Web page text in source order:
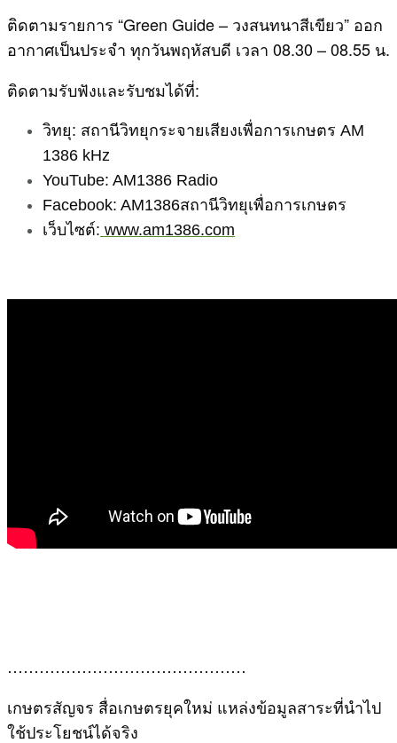
ติดตามรายการ “Green Guide – วงสนทนาสีเขียว” ออก
อากาศเป็นประจำ ทุกวันพฤหัสบดี เวลา 08.30 – 08.55 น.
ติดตามรับฟังและรับชมได้ที่:
วิทยุ: สถานีวิทยุกระจายเสียงเพื่อการเกษตร AM
1386 kHz
YouTube: AM1386 Radio
Facebook: AM1386สถานีวิทยุเพื่อการเกษตร
เว็บไซต์: www.am1386.com
………………………………………
เกษตรสัญจร สื่อเกษตรยุคใหม่ แหล่งข้อมูลสาระที่นำไป
ใช้ประโยชน์ได้จริง